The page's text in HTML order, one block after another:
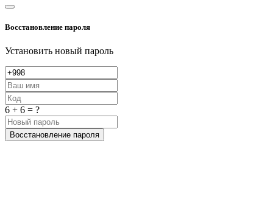
Восстановление пароля
Установить новый пароль
6 + 6 = ?
Восстановление пароля